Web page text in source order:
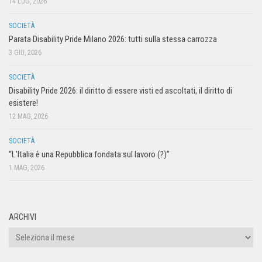
SOCIETÀ
Parata Disability Pride Milano 2026: tutti sulla stessa carrozza
3 GIU, 2026
SOCIETÀ
Disability Pride 2026: il diritto di essere visti ed ascoltati, il diritto di
esistere!
12 MAG, 2026
SOCIETÀ
“L’Italia è una Repubblica fondata sul lavoro (?)”
1 MAG, 2026
ARCHIVI